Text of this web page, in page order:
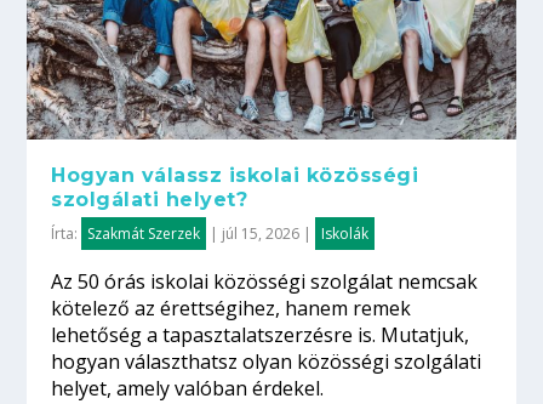
Hogyan válassz iskolai közösségi
szolgálati helyet?
Írta: Szakmát Szerzek | júl 15, 2026 | Iskolák
Az 50 órás iskolai közösségi szolgálat nemcsak
kötelező az érettségihez, hanem remek
lehetőség a tapasztalatszerzésre is. Mutatjuk,
hogyan választhatsz olyan közösségi szolgálati
helyet, amely valóban érdekel.